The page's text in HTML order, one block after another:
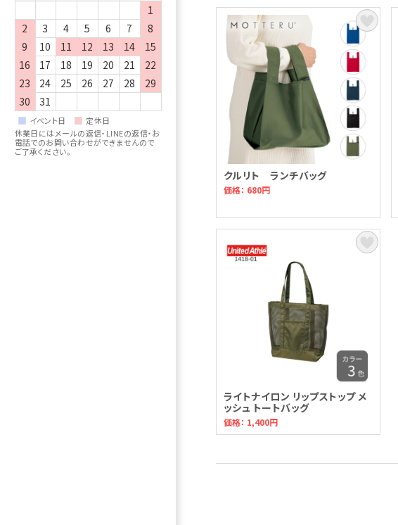
1
2
3 4 5 6 7
8
9
10 11 12 13 14
15
16
17 18 19 20 21
22
23
24 25 26 27 28
29
30
31
イベント日
定休日
休業日にはメールの返信・LINEの返信・お
電話でのお問い合わせができませんので
ご了承ください。
クルリト ランチバッグ
価格： 680円
ライトナイロン リップストップ メ
ッシュ トートバッグ
価格： 1,400円